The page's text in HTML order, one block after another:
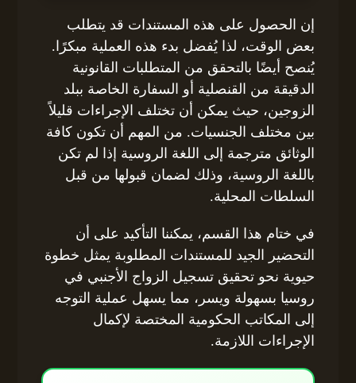
إن الحصول على هذه المستندات قد يتطلب
بعض الوقت، لذا يُفضل بدء هذه العملية مبكرًا.
يُنصح أيضًا بالتحقق من المتطلبات القانونية
الدقيقة من القنصلية أو السفارة الخاصة ببلد
الزوجين، حيث يمكن أن تختلف الإجراءات قليلاً
بين مختلف الجنسيات. من المهم أن تكون كافة
الوثائق مترجمة إلى اللغة الروسية إذا لم تكن
باللغة الروسية، وذلك لضمان قبولها من قبل
السلطات المحلية.
في ختام هذا القسم، يمكننا التأكيد على أن
التحضير الجيد للمستندات المطلوبة يمثل خطوة
حيوية نحو تحقيق تسجيل الزواج الأجنبي في
روسيا بسهولة ويسر، مما يسهل عملية التوجه
إلى المكاتب الحكومية المختصة لإكمال
الإجراءات اللازمة.